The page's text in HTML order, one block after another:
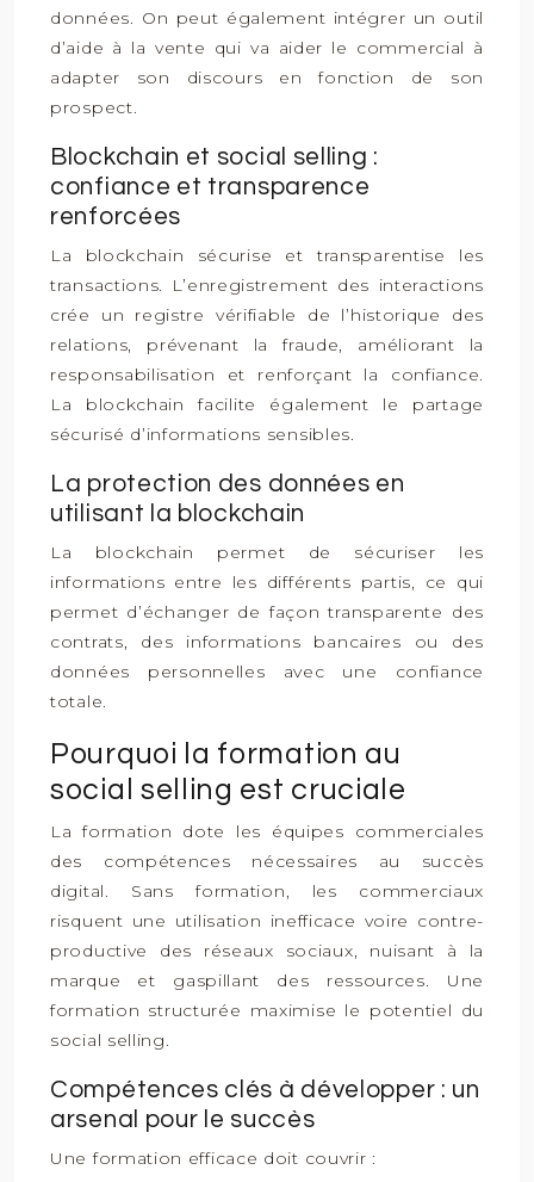
données. On peut également intégrer un outil
d’aide à la vente qui va aider le commercial à
adapter son discours en fonction de son
prospect.
Blockchain et social selling :
confiance et transparence
renforcées
La blockchain sécurise et transparentise les
transactions. L’enregistrement des interactions
crée un registre vérifiable de l’historique des
relations, prévenant la fraude, améliorant la
responsabilisation et renforçant la confiance.
La blockchain facilite également le partage
sécurisé d’informations sensibles.
La protection des données en
utilisant la blockchain
La blockchain permet de sécuriser les
informations entre les différents partis, ce qui
permet d’échanger de façon transparente des
contrats, des informations bancaires ou des
données personnelles avec une confiance
totale.
Pourquoi la formation au
social selling est cruciale
La formation dote les équipes commerciales
des compétences nécessaires au succès
digital. Sans formation, les commerciaux
risquent une utilisation inefficace voire contre-
productive des réseaux sociaux, nuisant à la
marque et gaspillant des ressources. Une
formation structurée maximise le potentiel du
social selling.
Compétences clés à développer : un
arsenal pour le succès
Une formation efficace doit couvrir :